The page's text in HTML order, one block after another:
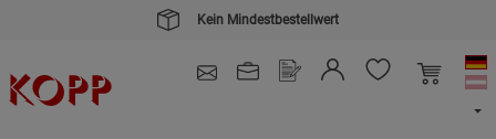
Kein Mindestbestellwert